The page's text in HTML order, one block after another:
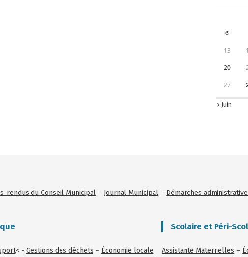
6
13
20
27
« Juin
rendus du Conseil Municipal – Journal Municipal – Démarches
< - Gestions des déchets – Économie locale
Scolaire et Péri-
Assistante Maternelles –